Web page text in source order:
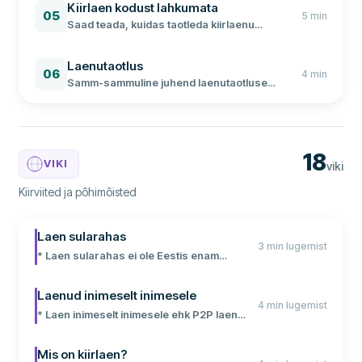
05 Kiirlaen kodust lahkumata
Saad teada, kuidas taotleda kiirlaenu
5 min
06 Laenutaotlus
Samm-sammuline juhend laenutaotluse
4 min
VIKI 18viki
Kiirviited ja põhimõisted
Laen sularahas
* Laen sularahas ei ole Eestis enam
Laenusumma kantakse alati ainult sinu
isiklikule pangakontole * Ainus võimalus
Group OÜ pakub laenu sularahas
3 min lugemist
Laenud inimeselt inimesele
* Laen inimeselt inimesele ehk P2P laen
eraisikud rahastavad teiste laene. * Eesti
4 min lugemist
Mis on kiirlaen?